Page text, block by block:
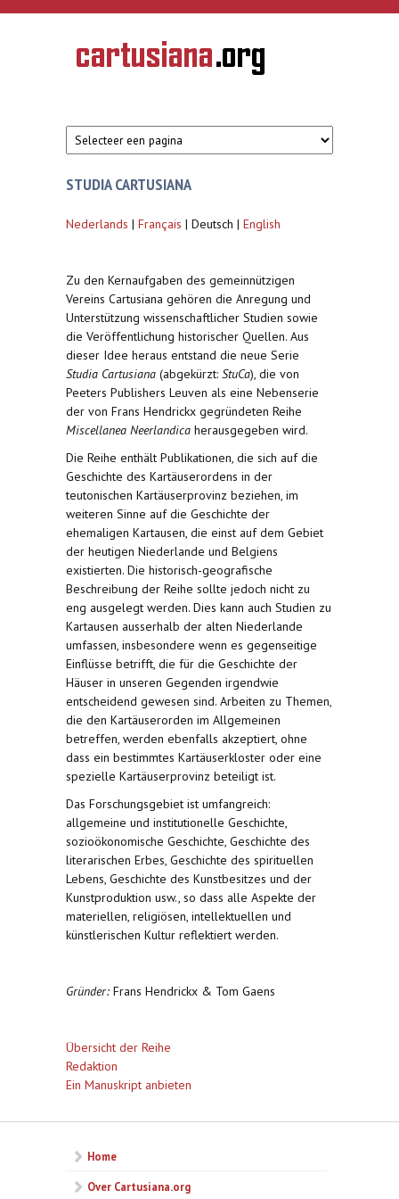
Overslaan en naar de inhoud gaan
CARTUSIANA
Geschiedenis
van de
STUDIA CARTUSIANA
Nederlands | Français | Deutsch | English
Zu den Kernaufgaben des gemeinnützigen
Vereins Cartusiana gehören die Anregung und
Unterstützung wissenschaftlicher Studien sowie
die Veröffentlichung historischer Quellen. Aus
dieser Idee heraus entstand die neue Serie
Studia Cartusiana (abgekürzt: StuCa), die von
Peeters Publishers Leuven als eine Nebenserie
der von Frans Hendrickx gegründeten Reihe
Miscellanea Neerlandica herausgegeben wird.
Die Reihe enthält Publikationen, die sich auf die
Geschichte des Kartäuserordens in der
teutonischen Kartäuserprovinz beziehen, im
weiteren Sinne auf die Geschichte der
ehemaligen Kartausen, die einst auf dem Gebiet
der heutigen Niederlande und Belgiens
existierten. Die historisch-geografische
Beschreibung der Reihe sollte jedoch nicht zu
eng ausgelegt werden. Dies kann auch Studien zu
Kartausen ausserhalb der alten Niederlande
umfassen, insbesondere wenn es gegenseitige
Einflüsse betrifft, die für die Geschichte der
Häuser in unseren Gegenden irgendwie
entscheidend gewesen sind. Arbeiten zu Themen,
die den Kartäuserorden im Allgemeinen
betreffen, werden ebenfalls akzeptiert, ohne
dass ein bestimmtes Kartäuserkloster oder eine
spezielle Kartäuserprovinz beteiligt ist.
Das Forschungsgebiet ist umfangreich:
allgemeine und institutionelle Geschichte,
sozioökonomische Geschichte, Geschichte des
literarischen Erbes, Geschichte des spirituellen
Lebens, Geschichte des Kunstbesitzes und der
Kunstproduktion usw., so dass alle Aspekte der
materiellen, religiösen, intellektuellen und
künstlerischen Kultur reflektiert werden.
Gründer: Frans Hendrickx & Tom Gaens
Übersicht der Reihe
Redaktion
Ein Manuskript anbieten
Home
Over Cartusiana.org